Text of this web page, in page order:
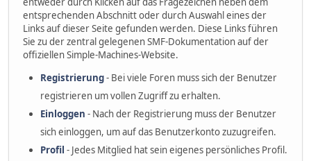
entsprechenden Abschnitt oder durch Auswahl eines der
Links auf dieser Seite gefunden werden. Diese Links führen
Sie zu der zentral gelegenen SMF-Dokumentation auf der
offiziellen Simple-Machines-Website.
Registrierung- Bei viele Foren muss sich der Benutzer
registrieren um vollen Zugriff zu erhalten.
Einloggen - Nach der Registrierung muss der Benutzer
sich einloggen, um auf das Benutzerkonto zuzugreifen.
Profil - Jedes Mitglied hat sein eigenes persönliches Profil.